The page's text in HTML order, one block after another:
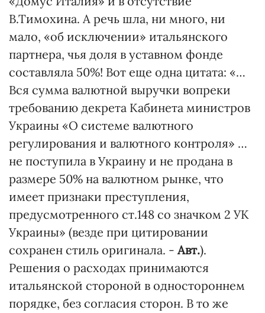
В.Тимохина. А речь шла, ни много, ни
мало, «об исключении» итальянского
партнера, чья доля в уставном фонде
составляла 50%! Вот еще одна цитата: «…
Вся сумма валютной выручки вопреки
требованию декрета Кабинета министров
Украины «О системе валютного
регулирования и валютного контроля» …
не поступила в Украину и не продана в
размере 50% на валютном рынке, что
имеет признаки преступления,
предусмотренного ст.148 со значком 2 УК
Украины» (везде при цитировании
сохранен стиль оригинала. -Авт.).
Решения о расходах принимаются
итальянской стороной в одностороннем
порядке, без согласия сторон. В то же